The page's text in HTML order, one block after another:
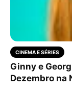
CINEMA E SÉRIES
Ginny e
Dezembro na